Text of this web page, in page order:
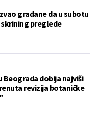
građane da u subotu
preglede
Beograda dobija najviši
revizija botaničke